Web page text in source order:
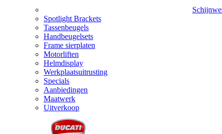
Spotlight Brackets
Tassenbeugels
Handbeugelsets
Frame sierplaten
Motorliften
Helmdisplay
Werkplaatsuitrusting
Specials
Aanbiedingen
Maatwerk
Uitverkoop